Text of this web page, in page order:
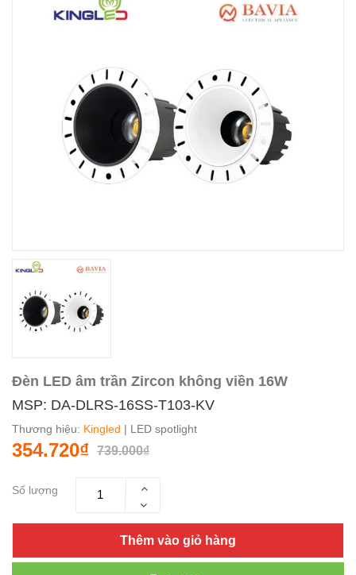
Đèn LED âm trần Zircon không viền 16W
MSP: DA-DLRS-16SS-T103-KV
Thương hiệu: Kingled | LED spotlight
354.720₫ 739.000₫
Số lượng
Thêm vào giỏ hàng